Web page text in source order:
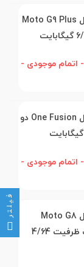
گوشی موبایل موتورولا مدل Moto G9 Plus
- اتمام موجودی -
گوشی موبایل موتورولا مدل One Fusion دو
- اتمام موجودی -
گوشی موبایل موتورولا مدل Moto G8
Power Lite دو سیم کارت ظرفیت 4/64
فیلتر